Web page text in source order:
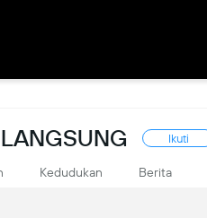
Ikuti
Kedudukan Berita